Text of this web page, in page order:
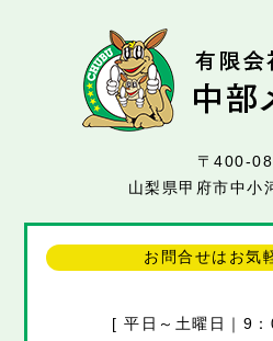
〒400-
山梨県甲府市中小
お問合せはお気
[ 平日～土曜日｜9